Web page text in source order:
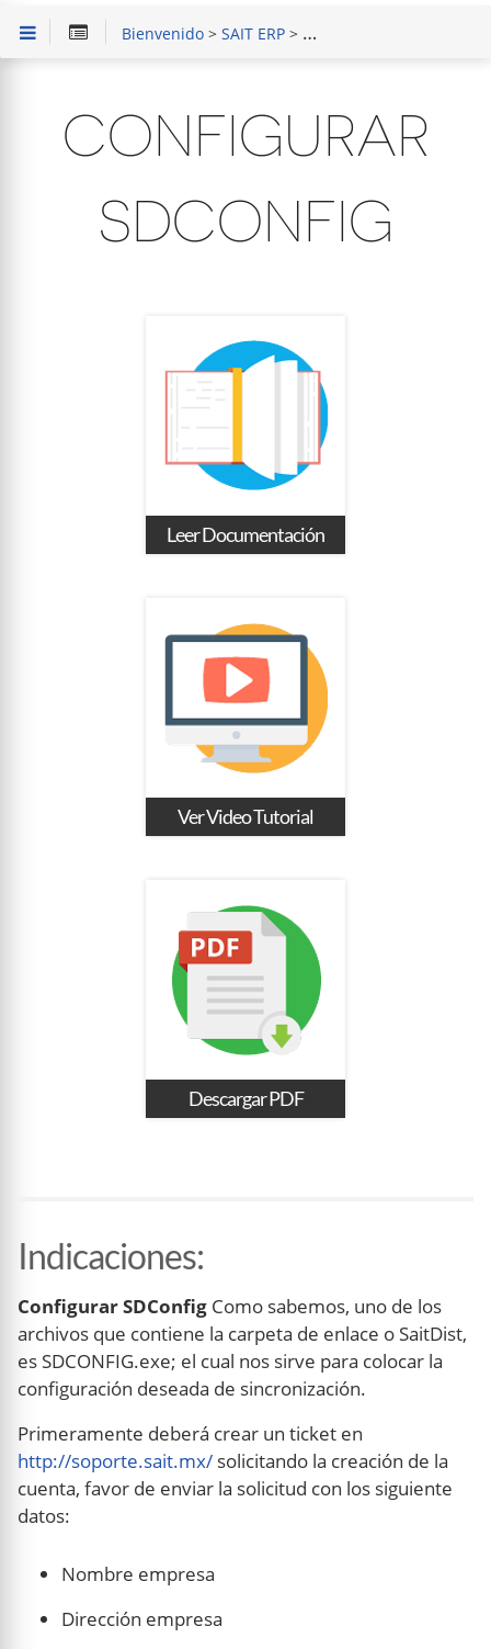
Bienvenido> SAIT ERP> Instalación y
CONFIGURAR
SDCONFIG
Leer Documentación
Ver Video Tutorial
Descargar PDF
Indicaciones:
Configurar SDConfig Como sabemos, uno de los
archivos que contiene la carpeta de enlace o SaitDist,
es SDCONFIG.exe; el cual nos sirve para colocar la
configuración deseada de sincronización.
Primeramente deberá crear un ticket en
http://soporte.sait.mx/ solicitando la creación de la
cuenta, favor de enviar la solicitud con los siguiente
datos:
Nombre empresa
Dirección empresa